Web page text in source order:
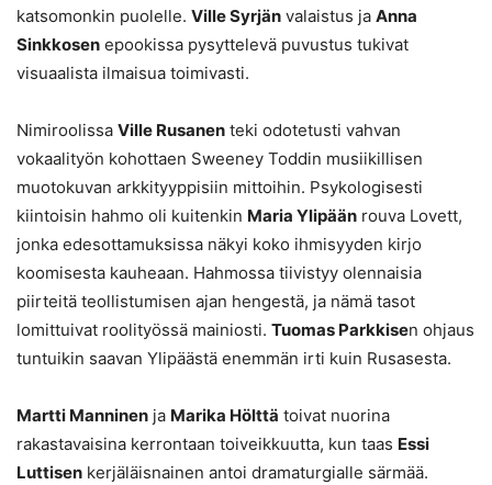
katsomonkin puolelle. Ville Syrjän valaistus ja Anna
Sinkkosen epookissa pysyttelevä puvustus tukivat
visuaalista ilmaisua toimivasti.
Nimiroolissa Ville Rusanen teki odotetusti vahvan
vokaalityön kohottaen Sweeney Toddin musiikillisen
muotokuvan arkkityyppisiin mittoihin. Psykologisesti
kiintoisin hahmo oli kuitenkin Maria Ylipään rouva Lovett,
jonka edesottamuksissa näkyi koko ihmisyyden kirjo
koomisesta kauheaan. Hahmossa tiivistyy olennaisia
piirteitä teollistumisen ajan hengestä, ja nämä tasot
lomittuivat roolityössä mainiosti. Tuomas Parkkisen ohjaus
tuntuikin saavan Ylipäästä enemmän irti kuin Rusasesta.
Martti Manninen ja Marika Hölttä toivat nuorina
rakastavaisina kerrontaan toiveikkuutta, kun taas Essi
Luttisen kerjäläisnainen antoi dramaturgialle särmää.